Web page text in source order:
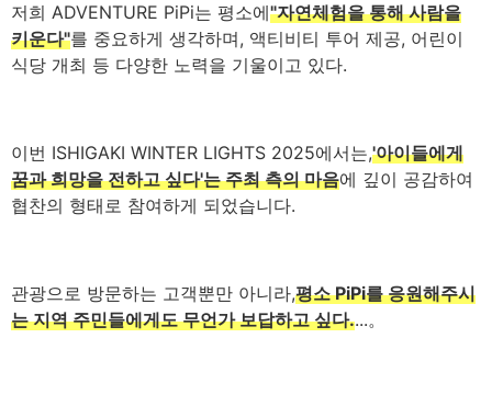
저희 ADVENTURE PiPi는 평소에"자연체험을 통해 사람을
키운다"를 중요하게 생각하며, 액티비티 투어 제공, 어린이
식당 개최 등 다양한 노력을 기울이고 있다.
이번 ISHIGAKI WINTER LIGHTS 2025에서는,'아이들에게
꿈과 희망을 전하고 싶다'는 주최 측의 마음에 깊이 공감하여
협찬의 형태로 참여하게 되었습니다.
관광으로 방문하는 고객뿐만 아니라,평소 PiPi를 응원해주시
는 지역 주민들에게도 무언가 보답하고 싶다....。